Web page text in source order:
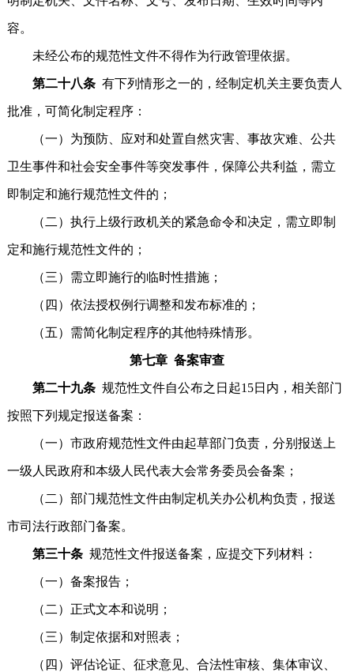
容。
未经公布的规范性文件不得作为行政管理依据。
第二十八条 有下列情形之一的，经制定机关主要负责人
批准，可简化制定程序：
（一）为预防、应对和处置自然灾害、事故灾难、公共
卫生事件和社会安全事件等突发事件，保障公共利益，需立
即制定和施行规范性文件的；
（二）执行上级行政机关的紧急命令和决定，需立即制
定和施行规范性文件的；
（三）需立即施行的临时性措施；
（四）依法授权例行调整和发布标准的；
（五）需简化制定程序的其他特殊情形。
第七章 备案审查
第二十九条 规范性文件自公布之日起15日内，相关部门
按照下列规定报送备案：
（一）市政府规范性文件由起草部门负责，分别报送上
一级人民政府和本级人民代表大会常务委员会备案；
（二）部门规范性文件由制定机关办公机构负责，报送
市司法行政部门备案。
第三十条 规范性文件报送备案，应提交下列材料：
（一）备案报告；
（二）正式文本和说明；
（三）制定依据和对照表；
（四）评估论证、征求意见、合法性审核、集体审议、